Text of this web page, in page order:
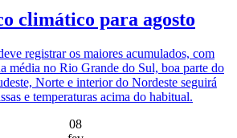
climático para agosto
registrar os maiores acumulados, com
média no Rio Grande do Sul, boa parte do
Norte e interior do Nordeste seguirá
e temperaturas acima do habitual.
08